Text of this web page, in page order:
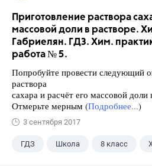
Приготовление раствора
массовой доли в растворе.
Габриелян. ГДЗ. Хим.
работа № 5.
Попробуйте провести следующий
раствора
сахара и расчёт его массовой доли
Отмерьте мерным (Подробнее...)
3 сентября 2017
ГДЗ Школа 8 класс